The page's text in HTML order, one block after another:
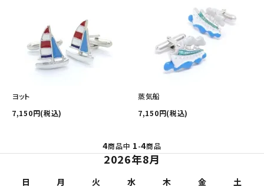
カフス相談室
お問い合わせ
ヨット
7,150円(税込)
蒸気船
7,150円(税込)
4商品中 1-4商品
2026年8月
日 月 火 水 木 金
土